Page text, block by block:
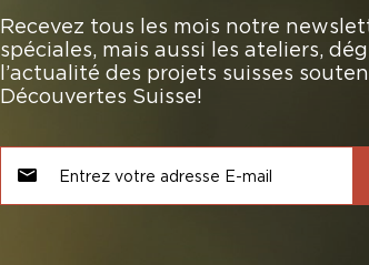
Recevez tous les mois notre
spéciales, mais aussi les ateliers,
l’actualité des projets suisses
Découvertes Suisse!